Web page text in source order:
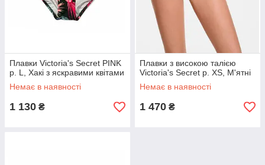
Плавки Victoria's Secret PINK
р. L, Хакі з яскравими квітами
Немає в наявності
1 130 ₴
Плавки з високою талією
Victoria's Secret р. XS, М'ятні
Немає в наявності
1 470 ₴